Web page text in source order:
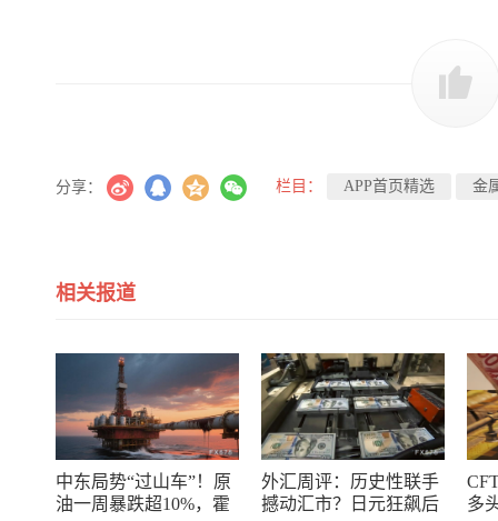
分享： 栏目： APP首页精选 金
相关报道
中东局势“过山车”！原
油一周暴跌超10%，霍
外汇周评：历史性联手
撼动汇市？日元狂飙后
多